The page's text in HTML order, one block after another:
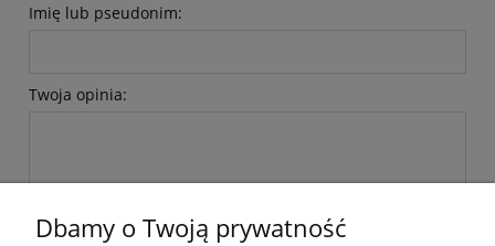
Imię lub pseudonim:
Twoja opinia:
Dbamy o Twoją prywatność